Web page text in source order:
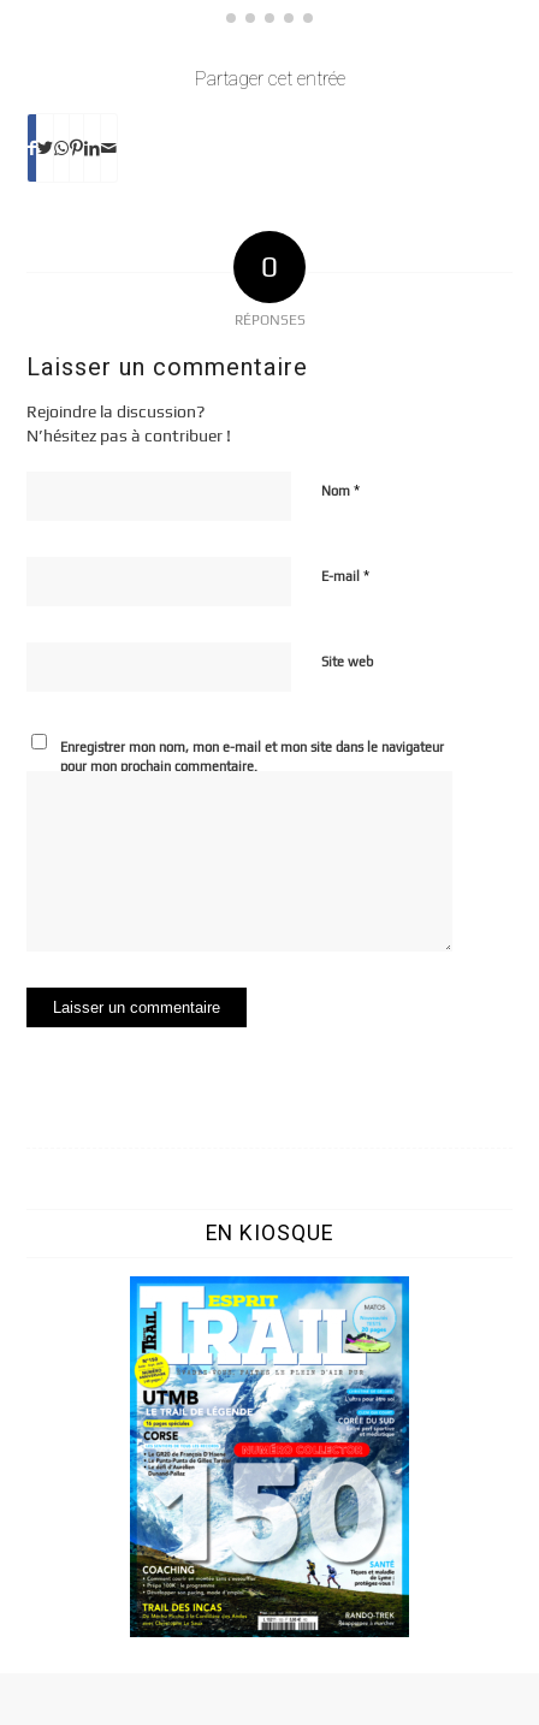
Partager cet entrée
0
RÉPONSES
Laisser un commentaire
Rejoindre la discussion?
N’hésitez pas à contribuer !
Nom*
E-mail*
Site web
Enregistrer mon nom, mon e-mail et mon site dans le navigateur
pour mon prochain commentaire.
EN KIOSQUE